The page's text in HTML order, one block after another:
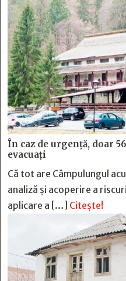
În caz de urgență, doar
evacuați
Că tot are Câmpulungul
analiză și acoperire a
aplicare a […] Citește!